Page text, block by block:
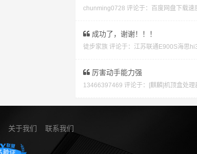
chunming0728 评论于： 百度网盘下载速度很慢，如何才能不开
成功了，谢谢！！！
徒步家族 评论于： 江苏联通E900S海思hi3798处理器
厉害动手能力强
13466397469 评论于： [麒麟]机顶盒处理器上的散热
关于我们 联系我们